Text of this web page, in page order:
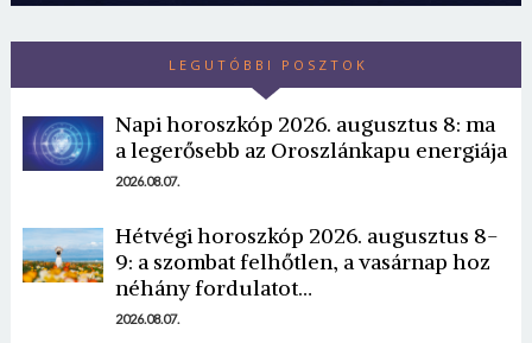
LEGUTÓBBI POSZTOK
Napi horoszkóp 2026. augusztus 8: ma
a legerősebb az Oroszlánkapu energiája
2026.08.07.
Hétvégi horoszkóp 2026. augusztus 8-
9: a szombat felhőtlen, a vasárnap hoz
néhány fordulatot…
2026.08.07.
Borsonline bejelentkezés